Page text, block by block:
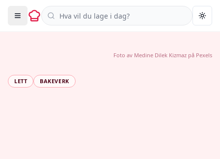
Søk i oppskrifter
LETT BAKEVERK
Foto av Medine Dilek Kizmaz på Pexels